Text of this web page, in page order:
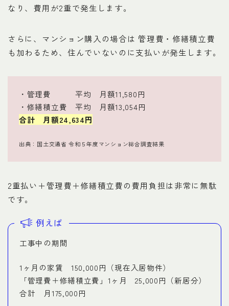
なり、費用が2重で発生します。
さらに、マンション購入の場合は 管理費・修繕積立費
も加わるため、住んでいないのに支払いが発生します。
・管理費 平均 月額11,580円
・修繕積立費 平均 月額13,054円
合計 月額24,634円
出典：国土交通省 令和５年度マンション総合調査結果
2重払い＋管理費＋修繕積立費の費用負担は非常に無駄
です。
例えば
工事中の期間
1ヶ月の家賃 150,000円（現在入居物件）
「管理費＋修繕積立費」1ヶ月 25,000円（新居分）
合計 月175,000円